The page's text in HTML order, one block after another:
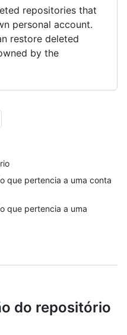
repositories that
personal account.
restore deleted
by the
que pertencia a uma conta
que pertencia a uma
do repositório